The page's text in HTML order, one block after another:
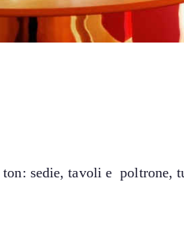
sedie, tavoli e